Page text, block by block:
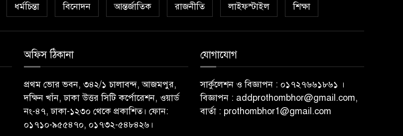
ধর্মচিন্তা বিনোদন আন্তর্জাতিক রাজনীতি লাইফস্টাইল শিক্ষা
অফিস ঠিকানা
প্রথম ভোর ভবন, ৩৪২/১ চালাবন্দ, আজমপুর,
দক্ষিন খাঁন, ঢাকা উত্তর সিটি কর্পোরেশন, ওয়ার্ড
নং-৪৭, ঢাকা-১২৩০ থেকে প্রকাশিত। ফোন:
০১৭১০-৯৫৫৪৭০, ০১৭৩২-৫৪৮৪২৬।
যোগাযোগ
সার্কুলেশন ও বিজ্ঞাপন : ০১৭২৭৬৬১৮৬১ ।
বিজ্ঞাপন : addprothombhor@gmail.com,
বার্তা : prothombhor1@gmail.com